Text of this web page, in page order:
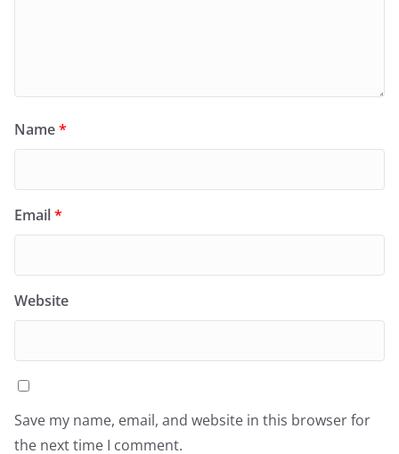
Name*
Email*
Website
Save my name, email, and website in this browser for
the next time I comment.